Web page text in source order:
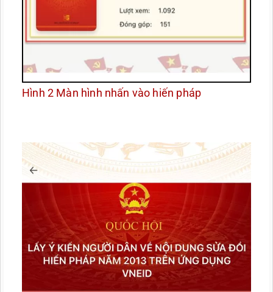
Hình 2 Màn hình nhấn vào hiến pháp